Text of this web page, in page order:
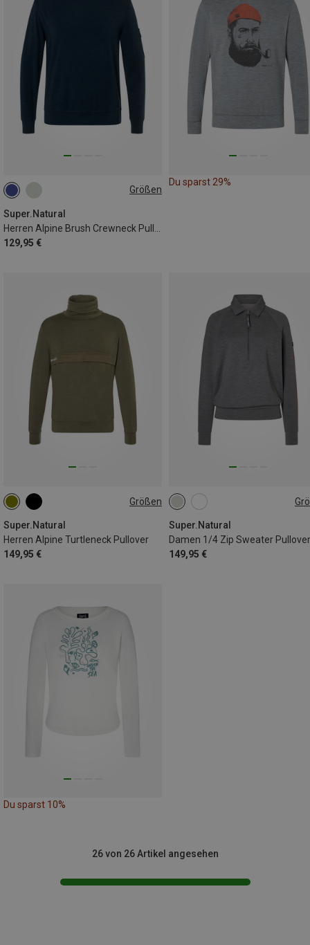
Größen
Super.Natural
129,95 €
S M
Du sparst 29%
Größen
Super.Natural
Herren Alpine Turtleneck Pullover
149,95 €
S M
Super.Natural
Damen 1/4 Zip Sweater Pullover
149,95 €
XS
Du sparst 10%
26 von 26 Artikel angesehen